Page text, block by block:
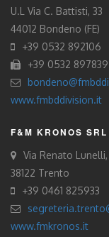
U.L Via C. Battisti, 33
44012 Bondeno (FE)
+39 0532 892106
+39 0532 897839
www.fmbddivision.it
F&M KRONOS SRL
Via Renato Lunelli,
38122 Trento
+39 0461 825933
www.fmkronos.it